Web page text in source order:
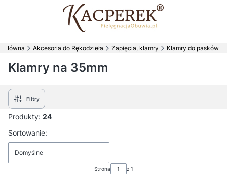
główna Akcesoria do Rękodzieła Zapięcia, klamry Klamry do pasków
Klamry na 35mm
Filtry
Produkty: 24
Lista produktów
Sortowanie:
Domyślne
Strona z 1